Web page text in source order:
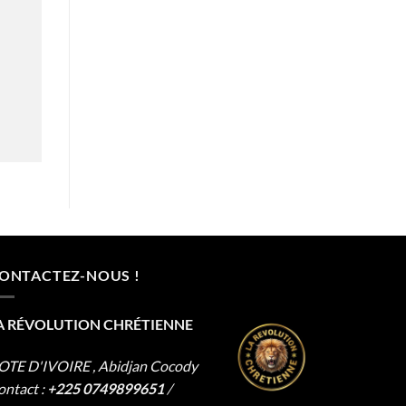
NOUS !
RÉVOLUTION CHRÉTIENNE
D'IVOIRE , Abidjan Cocody
: +225 0749899651/